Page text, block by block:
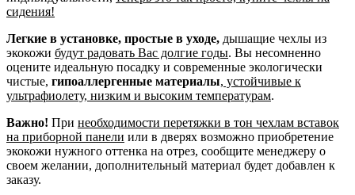
сидения!
Легкие в установке, простые в уходе, дышащие чехлы из
экокожи будут радовать Вас долгие годы. Вы несомненно
оцените идеальную посадку и современные экологически
чистые, гипоаллергенные материалы, устойчивые к
ультрафиолету, низким и высоким температурам.
Важно! При необходимости перетяжки в тон чехлам вставок
на приборной панели или в дверях возможно приобретение
экокожи нужного оттенка на отрез, сообщите менеджеру о
своем желании, дополнительный материал будет добавлен к
заказу.